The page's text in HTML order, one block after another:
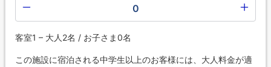
0
客室1 – 大人2名 / お子さま0名
この施設に宿泊される中学生以上のお客様には、大人料金が適